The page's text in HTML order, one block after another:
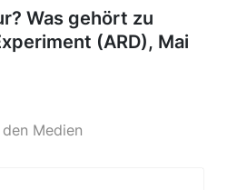
Was gehört zu
(ARD), Mai
Medien